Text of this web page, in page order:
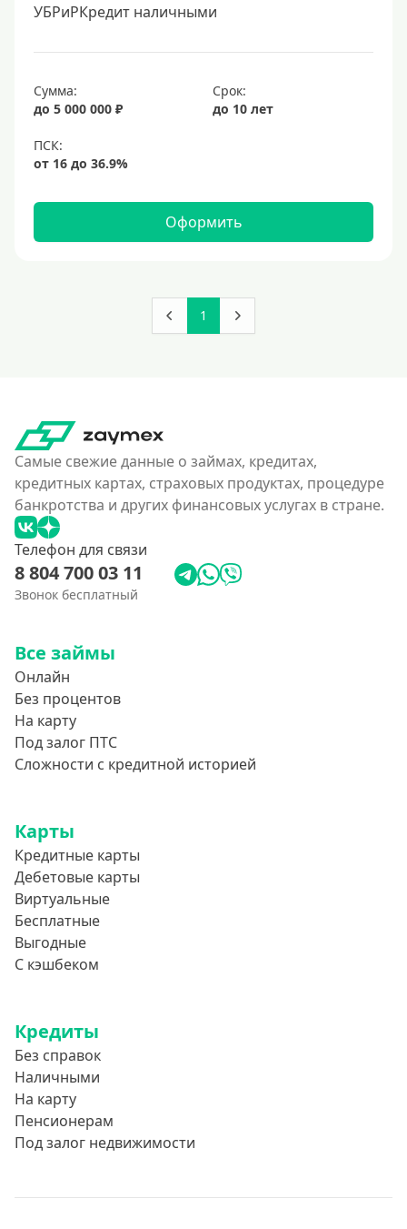
УБРиРКредит наличными
Сумма:
до 5 000 000 ₽
Срок:
до 10 лет
Оформить
1
Самые свежие данные о займах, кредитах,
кредитных картах, страховых продуктах, процедуре
банкротства и других финансовых услугах в стране.
Телефон для связи
8 804 700 03 11
Звонок бесплатный
Все займы
Онлайн
Без процентов
На карту
Под залог ПТС
Сложности с кредитной историей
Карты
Кредитные карты
Дебетовые карты
Виртуальные
Бесплатные
Выгодные
С кэшбеком
Кредиты
Без справок
Наличными
На карту
Пенсионерам
Под залог недвижимости